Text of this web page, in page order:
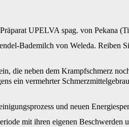
UPELVA spag. von Pekana
Bademilch von Weleda. Reiben
die neben dem Krampfschmerz
ein vermehrter
und neuen
mit ihren eigenen Beschwerden